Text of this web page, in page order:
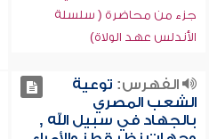
جزء من محاضرة ( سلسلة
الأندلس عهد الولاة)
الفهرس: توعية
الشعب المصري
بالجهاد في سبيل الله ,